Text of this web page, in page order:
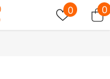
0 00